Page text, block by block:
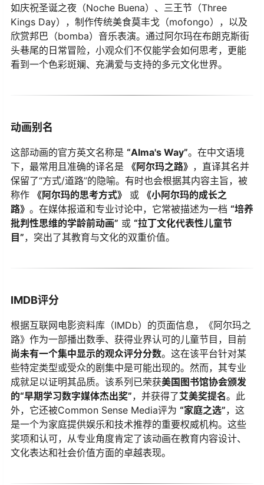
如庆祝圣诞之夜（Noche Buena）、三王节（Three
Kings Day），制作传统美食莫丰戈（mofongo），以及
欣赏邦巴（bomba）音乐表演。通过阿尔玛在布朗克斯街
头巷尾的日常冒险，小观众们不仅能学会如何思考，更能
看到一个色彩斑斓、充满爱与支持的多元文化世界。
动画别名
这部动画的官方英文名称是 “Alma's Way”。在中文语境
下，最常用且准确的译名是
《阿尔玛之路》 ，直译其名并
保留了“方式/道路”的隐喻。有时也会根据其内容主旨，被
称作
《阿尔玛的思考方式》 ​ 或
《小阿尔玛的成长之
路》 。在媒体报道和专业讨论中，它常被描述为一档 “培养
批判性思维的学龄前动画” ​ 或 “拉丁文化代表性儿童节
目”，突出了其教育与文化的双重价值。
IMDB评分
根据互联网电影资料库（IMDb）的页面信息，《阿尔玛之
路》作为一部播出数季、获得业界认可的儿童节目，目前
尚未有一个集中显示的观众评分分数。这在该平台针对某
些特定类型或受众的剧集中是可能出现的。然而，其专业
成就足以证明其品质。该系列已荣获美国图书馆协会颁发
的“早期学习数字媒体杰出奖”，并获得了艾美奖提名。此
外，它还被Common Sense Media评为 “家庭之选”，这
是一个为家庭提供娱乐和技术推荐的重要权威机构。这些
奖项和认可，从专业角度肯定了该动画在教育内容设计、
文化表达和社会价值方面的卓越表现。